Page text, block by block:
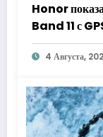
Honor
Band 11 с
4 Августа,